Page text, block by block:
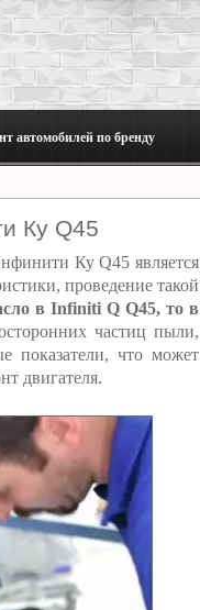
автомобилей по бренду
Ку Q45
Ку Q45 является
проведение такой
в Infiniti Q Q45, то в
частиц пыли,
показатели, что может
двигателя.